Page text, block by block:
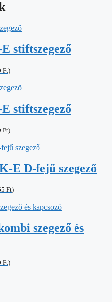
stiftszegező
Ft)
stiftszegező
Ft)
E D-fejű szegező
Ft)
szegező és
Ft)